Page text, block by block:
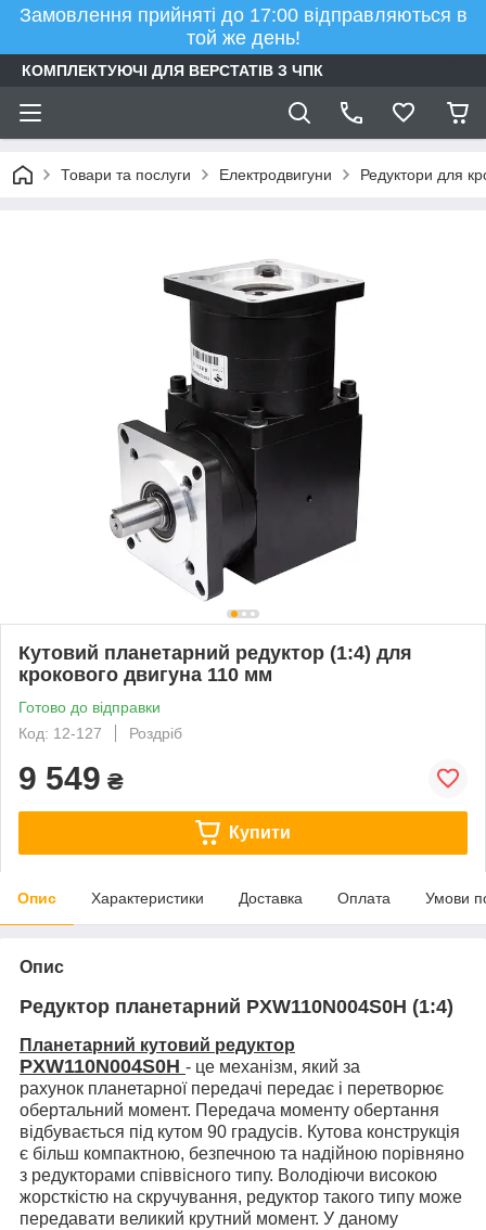
Замовлення прийняті до 17:00 відправляються в
той же день!
КОМПЛЕКТУЮЧІ ДЛЯ ВЕРСТАТІВ З ЧПК
Товари та послуги Електродвигуни Редуктори для
Кутовий планетарний редуктор (1:4) для
крокового двигуна 110 мм
Готово до відправки
Код: 12-127
Роздріб
9 549 ₴
Купити
Опис Характеристики Доставка Оплата Умови
Опис
Редуктор планетарний PXW110N004S0H (1:4)
Планетарний кутовий редуктор
PXW110N004S0H - це механізм, який за
рахунок планетарної передачі передає і перетворює
обертальний момент. Передача моменту обертання
відбувається під кутом 90 градусів. Кутова конструкція
є більш компактною, безпечною та надійною порівняно
з редукторами співвісного типу. Володіючи високою
жорсткістю на скручування, редуктор такого типу може
передавати великий крутний момент. У даному